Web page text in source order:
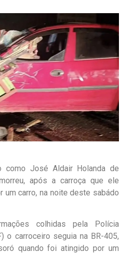
como José Aldair Holanda de
após a carroça que ele
um carro, na noite deste sabádo
colhidas pela Polícia
o carroceiro seguia na BR-405,
quando foi atingido por um